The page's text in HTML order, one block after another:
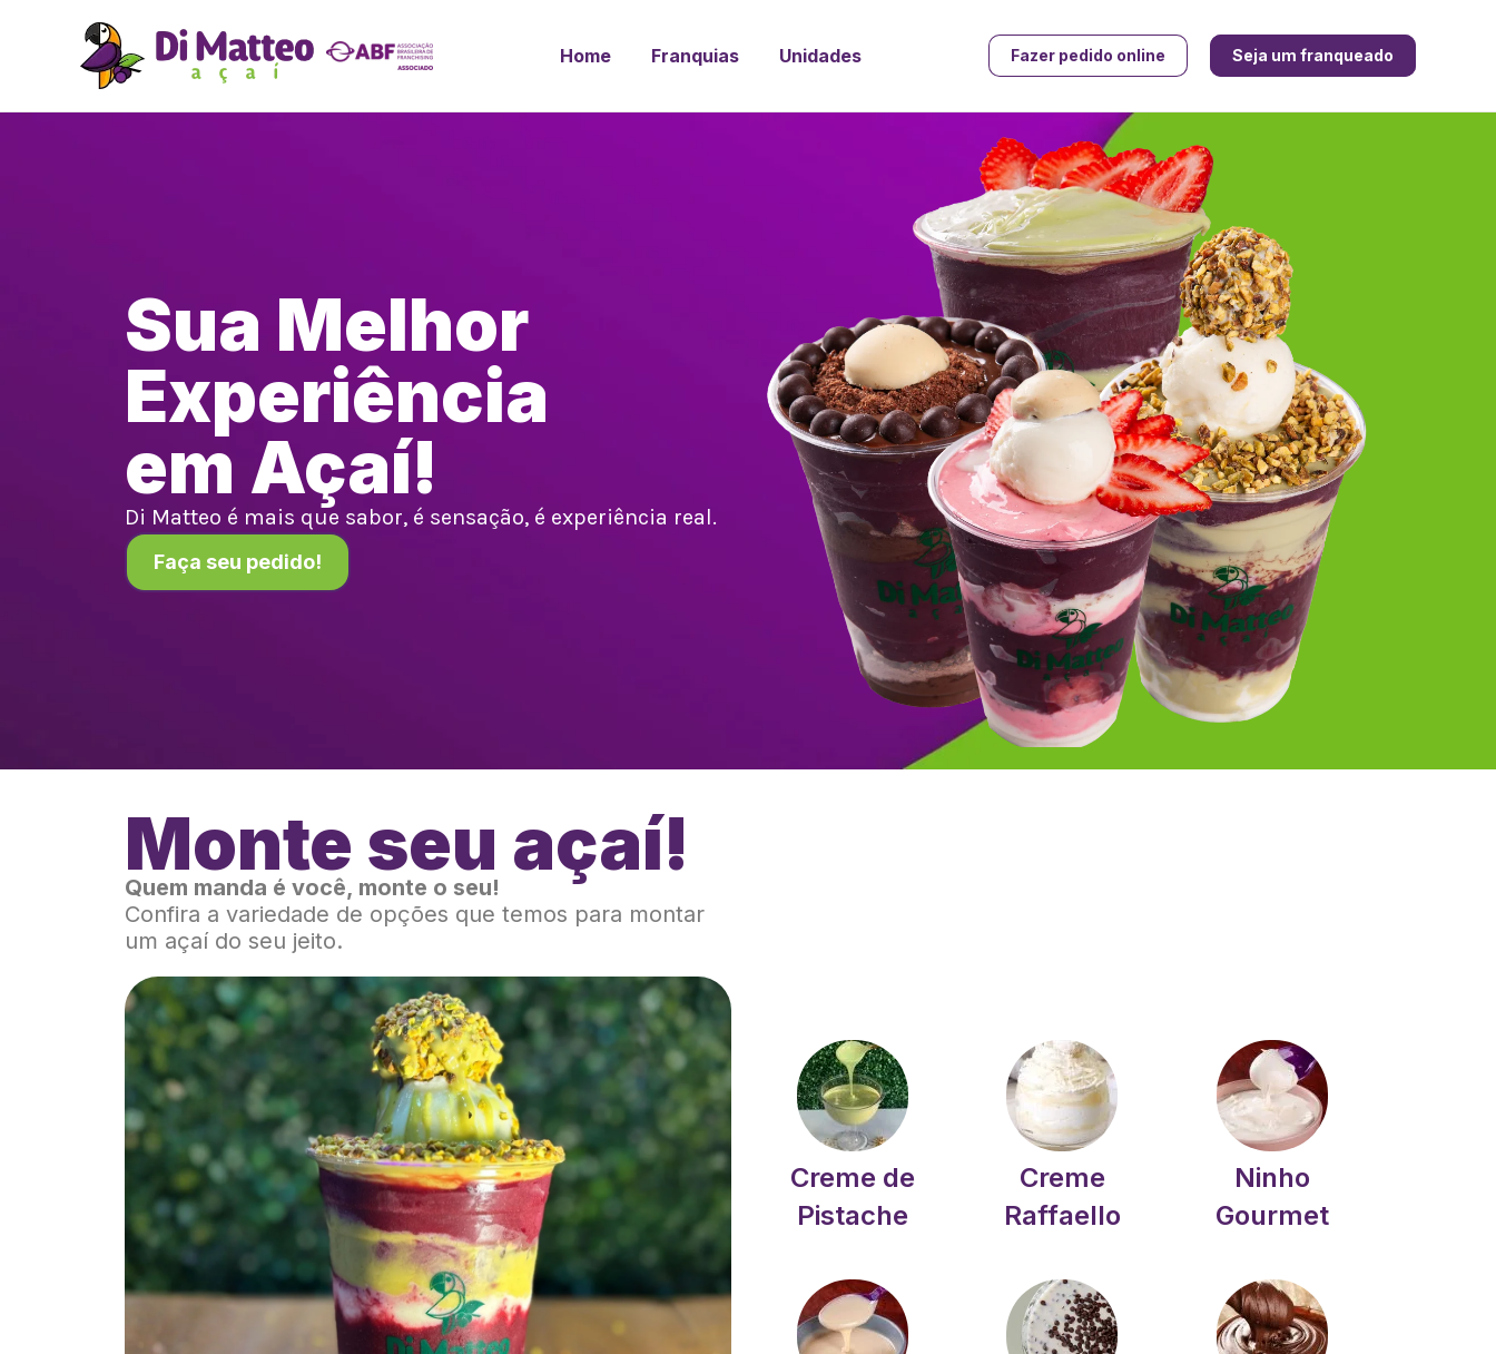
Home Franquias Unidades Fazer pedido online Seja um franqueado
Sua Melhor
Experiência
em Açaí!
Di Matteo é mais que sabor, é sensação, é experiência real.
Faça seu pedido!
Monte seu açaí!
Quem manda é você, monte o seu!
Confira a variedade de opções que temos para montar
um açaí do seu jeito.
Creme de
Pistache
Creme
Raffaello
Ninho
Gourmet